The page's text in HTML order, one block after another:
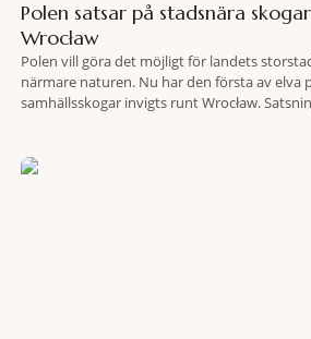
Polen satsar på stadsnära
Wrocław
Polen vill göra det möjligt för landets
närmare naturen. Nu har den första av elva
samhällsskogar invigts runt Wrocław.
fler människor ska kunna promenera,